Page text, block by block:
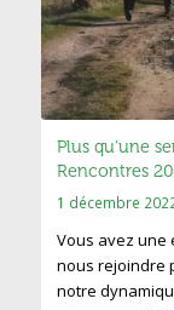
Plus qu’une
Rencontres
1 décembre
Vous avez une
nous rejoindre
notre